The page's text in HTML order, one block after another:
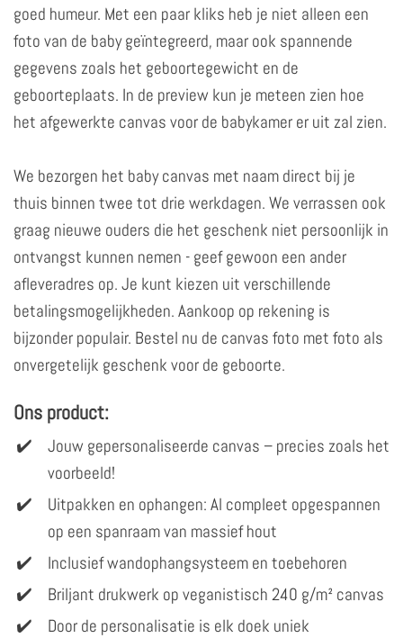
goed humeur. Met een paar kliks heb je niet alleen een
foto van de baby geïntegreerd, maar ook spannende
gegevens zoals het geboortegewicht en de
geboorteplaats. In de preview kun je meteen zien hoe
het afgewerkte canvas voor de babykamer er uit zal zien.
We bezorgen het baby canvas met naam direct bij je
thuis binnen twee tot drie werkdagen. We verrassen ook
graag nieuwe ouders die het geschenk niet persoonlijk in
ontvangst kunnen nemen - geef gewoon een ander
afleveradres op. Je kunt kiezen uit verschillende
betalingsmogelijkheden. Aankoop op rekening is
bijzonder populair. Bestel nu de canvas foto met foto als
onvergetelijk geschenk voor de geboorte.
Ons product:
Jouw gepersonaliseerde canvas – precies zoals het
voorbeeld!
Uitpakken en ophangen: Al compleet opgespannen
op een spanraam van massief hout
Inclusief wandophangsysteem en toebehoren
Briljant drukwerk op veganistisch 240 g/m² canvas
Door de personalisatie is elk doek uniek